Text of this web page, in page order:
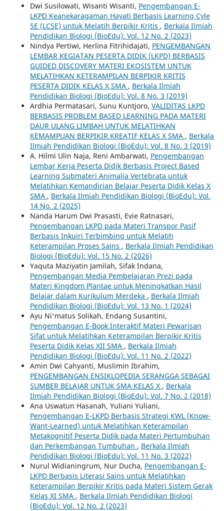
Dwi Susilowati, Wisanti Wisanti, Pengembangan E-
LKPD Keanekaragaman Hayati Berbasis Learning Cyle
5E (LC5E) untuk Melatih Berpikir Kritis , Berkala Ilmiah
Pendidikan Biologi (BioEdu): Vol. 12 No. 2 (2023)
Nindya Pertiwi, Herlina Fitrihidajati, PENGEMBANGAN
LEMBAR KEGIATAN PESERTA DIDIK (LKPD) BERBASIS
GUIDED DISCOVERY MATERI EKOSISTEM UNTUK
MELATIHKAN KETERAMPILAN BERPIKIR KRITIS
PESERTA DIDIK KELAS X SMA , Berkala Ilmiah
Pendidikan Biologi (BioEdu): Vol. 8 No. 3 (2019)
Ardhia Permatasari, Sunu Kuntjoro, VALIDITAS LKPD
BERBASIS PROBLEM BASED LEARNING PADA MATERI
DAUR ULANG LIMBAH UNTUK MELATIHKAN
KEMAMPUAN BERPIKIR KREATIF KELAS X SMA , Berkala
Ilmiah Pendidikan Biologi (BioEdu): Vol. 8 No. 3 (2019)
A. Hilmi Ulin Naja, Reni Ambarwati, Pengembangan
Lembar Kerja Peserta Didik Berbasis Project Based
Learning Submateri Animalia Vertebrata untuk
Melatihkan Kemandirian Belajar Peserta Didik Kelas X
SMA , Berkala Ilmiah Pendidikan Biologi (BioEdu): Vol.
14 No. 2 (2025)
Nanda Harum Dwi Prasasti, Evie Ratnasari,
Pengembangan LKPD pada Materi Transpor Pasif
Berbasis Inkuiri Terbimbing untuk Melatih
Keterampilan Proses Sains , Berkala Ilmiah Pendidikan
Biologi (BioEdu): Vol. 15 No. 2 (2026)
Yaquta Maziyatin Jamilah, Sifak Indana,
Pengembangan Media Pembelajaran Prezi pada
Materi Kingdom Plantae untuk Meningkatkan Hasil
Belajar dalam Kurikulum Merdeka , Berkala Ilmiah
Pendidikan Biologi (BioEdu): Vol. 13 No. 1 (2024)
Ayu Ni'matus Solikah, Endang Susantini,
Pengembangan E-Book Interaktif Materi Pewarisan
Sifat untuk Melatihkan Keterampilan Berpikir Kritis
Peserta Didik Kelas XII SMA , Berkala Ilmiah
Pendidikan Biologi (BioEdu): Vol. 11 No. 2 (2022)
Amin Dwi Cahyanti, Muslimin Ibrahim,
PENGEMBANGAN ENSIKLOPEDIA SERANGGA SEBAGAI
SUMBER BELAJAR UNTUK SMA KELAS X , Berkala
Ilmiah Pendidikan Biologi (BioEdu): Vol. 7 No. 2 (2018)
Ana Uswatun Hasanah, Yuliani Yuliani,
Pengembangan E-LKPD Berbasis Strategi KWL (Know-
Want-Learned) untuk Melatihkan Keterampilan
Metakognitif Peserta Didik pada Materi Pertumbuhan
dan Perkembangan Tumbuhan , Berkala Ilmiah
Pendidikan Biologi (BioEdu): Vol. 11 No. 3 (2022)
Nurul Widianingrum, Nur Ducha, Pengembangan E-
LKPD Berbasis Literasi Sains untuk Melatihkan
Keterampilan Berpikir Kritis pada Materi Sistem Gerak
Kelas XI SMA , Berkala Ilmiah Pendidikan Biologi
(BioEdu): Vol. 12 No. 2 (2023)